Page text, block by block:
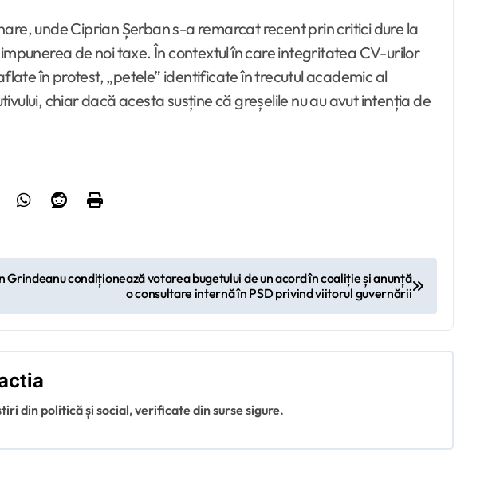
unde Ciprian Șerban s-a remarcat recent prin critici dure la
de noi taxe. În contextul în care integritatea CV-urilor
în protest, „petele” identificate în trecutul academic al
chiar dacă acesta susține că greșelile nu au avut intenția de
Grindeanu condiționează votarea bugetului de un acord în coaliție și anunță
o consultare internă în PSD privind viitorul guvernării
din politică și social, verificate din surse sigure.